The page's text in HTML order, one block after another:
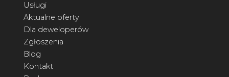
Usługi
Aktualne oferty
Dla deweloperów
Zgłoszenia
Blog
Kontakt